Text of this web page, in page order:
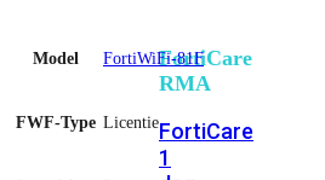
FortiCare
RMA
FortiCare
1
Model FortiWiFi-81F
FWF-Type Licentie